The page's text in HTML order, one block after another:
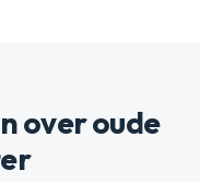
over oude